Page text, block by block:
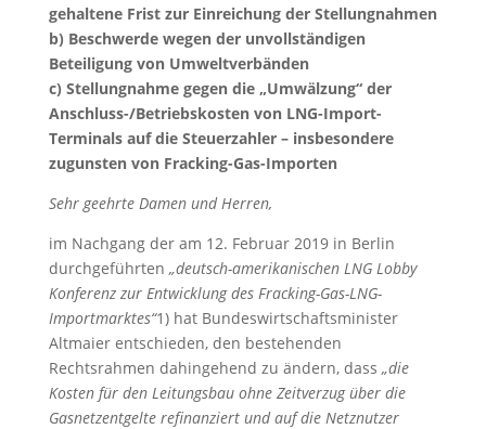
gehaltene Frist zur Einreichung der Stellungnahmen
b) Beschwerde wegen der unvollständigen
Beteiligung von Umweltverbänden
c) Stellungnahme gegen die „Umwälzung“ der
Anschluss-/Betriebskosten von LNG-Import-
Terminals auf die Steuerzahler – insbesondere
zugunsten von Fracking-Gas-Importen
Sehr geehrte Damen und Herren,
im Nachgang der am 12. Februar 2019 in Berlin
durchgeführten „deutsch-amerikanischen LNG Lobby
Konferenz zur Entwicklung des Fracking-Gas-LNG-
Importmarktes“1) hat Bundeswirtschaftsminister
Altmaier entschieden, den bestehenden
Rechtsrahmen dahingehend zu ändern, dass „die
Kosten für den Leitungsbau ohne Zeitverzug über die
Gasnetzentgelte refinanziert und auf die Netznutzer